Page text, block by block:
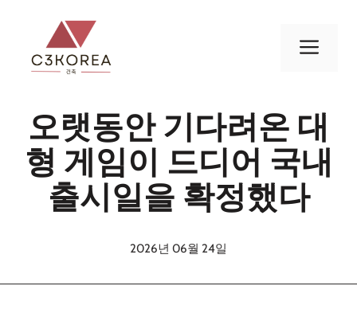
메
오랫동안 기다려온 대
형 게임이 드디어 국내
출시일을 확정했다
2026년 06월 24일